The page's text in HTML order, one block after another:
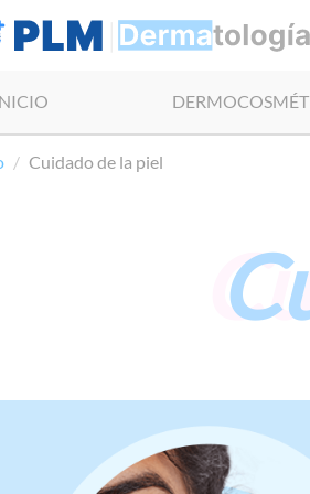
Cuidado de la piel